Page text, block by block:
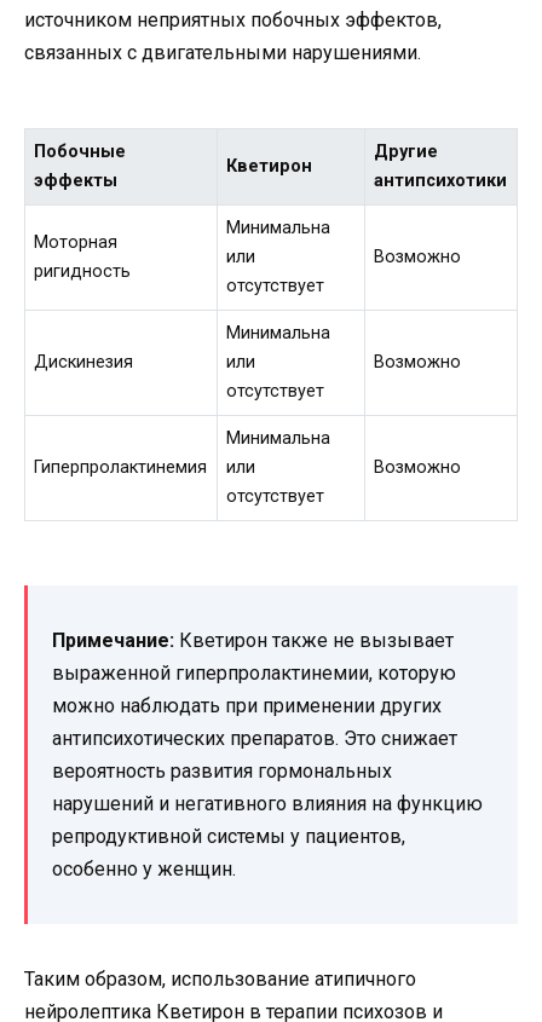
источником неприятных побочных эффектов,
связанных с двигательными нарушениями.
Побочные
эффекты
Кветирон
Другие
антипсихотики
Моторная
ригидность
Минимальна
или
отсутствует
Возможно
Дискинезия
Минимальна
или
отсутствует
Возможно
Гиперпролактинемия
Минимальна
или
отсутствует
Возможно
Примечание: Кветирон также не вызывает
выраженной гиперпролактинемии, которую
можно наблюдать при применении других
антипсихотических препаратов. Это снижает
вероятность развития гормональных
нарушений и негативного влияния на функцию
репродуктивной системы у пациентов,
особенно у женщин.
Таким образом, использование атипичного
нейролептика Кветирон в терапии психозов и